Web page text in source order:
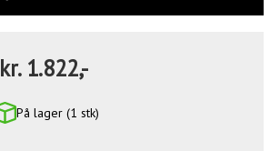
kr. 1.822,-
På lager (1 stk)